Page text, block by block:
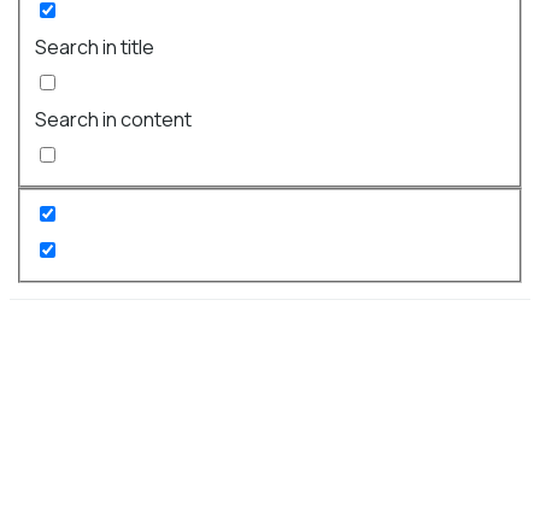
Search in title
Search in content